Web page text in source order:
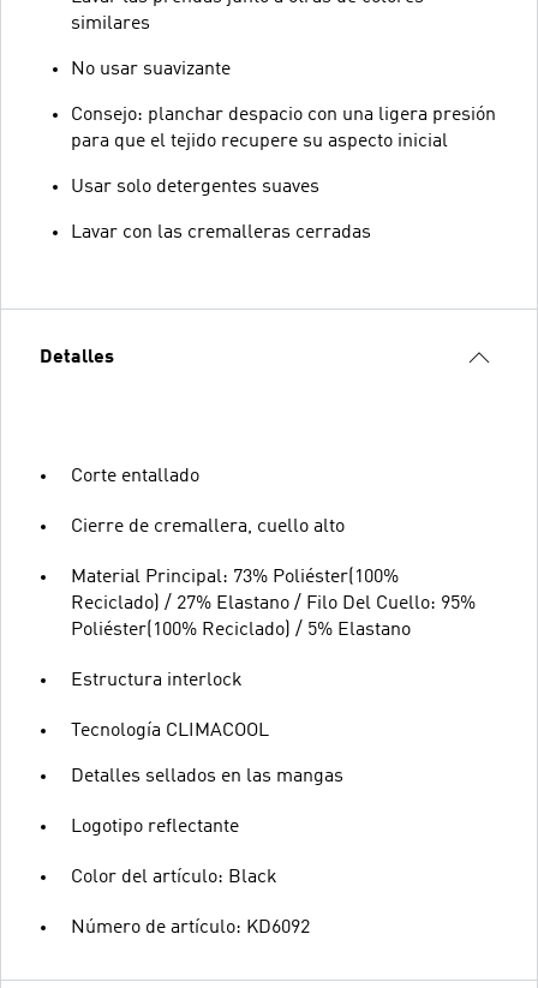
similares
No usar suavizante
Consejo: planchar despacio con una ligera presión
para que el tejido recupere su aspecto inicial
Usar solo detergentes suaves
Lavar con las cremalleras cerradas
Detalles
Corte entallado
Cierre de cremallera, cuello alto
Material Principal: 73% Poliéster(100%
Reciclado) / 27% Elastano / Filo Del Cuello: 95%
Poliéster(100% Reciclado) / 5% Elastano
Estructura interlock
Tecnología CLIMACOOL
Detalles sellados en las mangas
Logotipo reflectante
Color del artículo: Black
Número de artículo: KD6092